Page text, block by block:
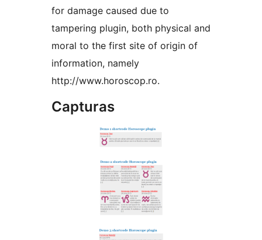
for damage caused due to
tampering plugin, both physical and
moral to the first site of origin of
information, namely
http://www.horoscop.ro.
Capturas